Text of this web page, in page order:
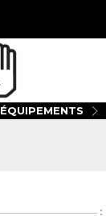
ÉQUIPEMENTS